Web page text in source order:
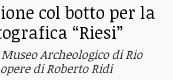
col botto per la
“Riesi”
Archeologico di Rio
di Roberto Ridi